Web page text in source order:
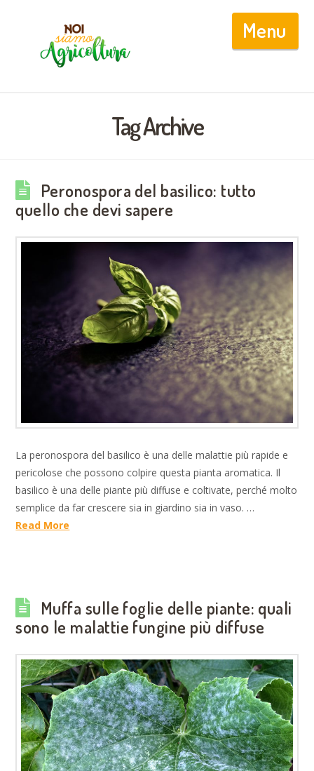
Tag Archive
Peronospora del basilico: tutto
quello che devi sapere
La peronospora del basilico è una delle malattie più rapide e
pericolose che possono colpire questa pianta aromatica. Il
basilico è una delle piante più diffuse e coltivate, perché molto
semplice da far crescere sia in giardino sia in vaso. …
Read More
Muffa sulle foglie delle piante: quali
sono le malattie fungine più diffuse